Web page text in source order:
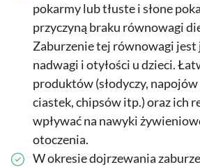
pokarmy lub tłuste i słone
przyczyną braku równowagi
Zaburzenie tej równowagi jest
nadwagi i otyłości u dzieci.
produktów (słodyczy,
ciastek, chipsów itp.) oraz ich
wpływać na nawyki
otoczenia.
W okresie dojrzewania